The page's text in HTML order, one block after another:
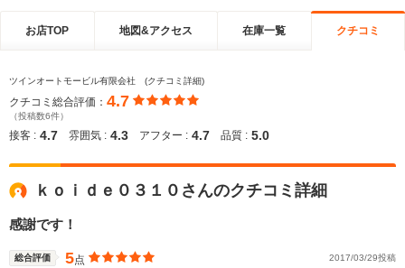
お店TOP 地図&アクセス 在庫一覧 クチコミ
ツインオートモービル有限会社 (クチコミ詳細)
クチコミ総合評価： 4.7
（投稿数6件）
接客 : 4.7 雰囲気 : 4.3 アフター : 4.7 品質 : 5.0
ｋｏｉｄｅ０３１０さんのクチコミ詳細
感謝です！
総合評価 5点 2017/03/29投稿